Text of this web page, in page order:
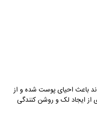
باعث احیای پوست شده و از
از ایجاد لک و روشن کنندگی